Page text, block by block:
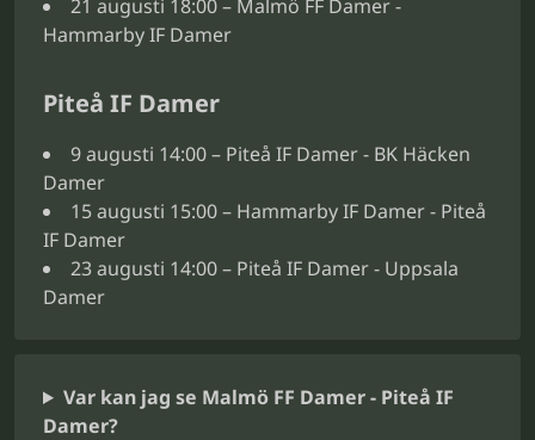
21 augusti 18:00 – Malmö FF Damer -
Hammarby IF Damer
Piteå IF Damer
9 augusti 14:00 – Piteå IF Damer - BK Häcken
Damer
15 augusti 15:00 – Hammarby IF Damer - Piteå
IF Damer
23 augusti 14:00 – Piteå IF Damer - Uppsala
Damer
Var kan jag se Malmö FF Damer - Piteå IF
Damer?